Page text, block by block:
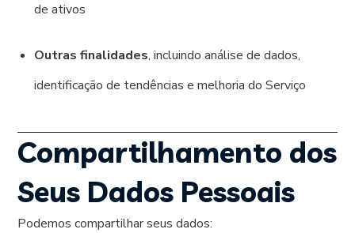
de ativos
Outras finalidades, incluindo análise de dados,
identificação de tendências e melhoria do Serviço
Compartilhamento dos
Seus Dados Pessoais
Podemos compartilhar seus dados: